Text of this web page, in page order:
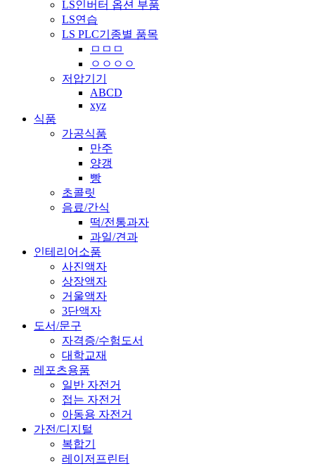
LS인버터 옵션 부품
LS연습
LS PLC기종별 품목
ㅁㅁㅁ
ㅇㅇㅇㅇ
저압기기
ABCD
xyz
식품
가공식품
만주
양갱
빵
초콜릿
음료/간식
떡/전통과자
과일/견과
인테리어소품
사진액자
상장액자
거울액자
3단액자
도서/문구
자격증/수험도서
대학교재
레포츠용품
일반 자전거
접는 자전거
아동용 자전거
가전/디지털
복합기
레이저프린터